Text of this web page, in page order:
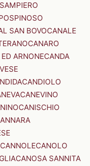
SAN BOVOCANALE
CANARO
ARNONECANDA
CANDIOLO
CANEVINO
CANISCHIO
CANNOLECANOLO
CANOSA SANNITA